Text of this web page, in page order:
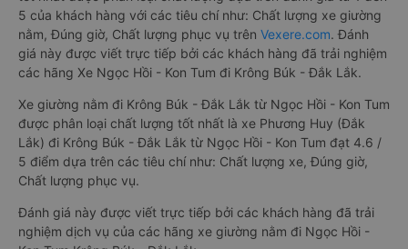
5 của khách hàng với các tiêu chí như: Chất lượng xe giường
nằm, Đúng giờ, Chất lượng phục vụ trên Vexere.com. Đánh
giá này được viết trực tiếp bởi các khách hàng đã trải nghiệm
các hãng Xe Ngọc Hồi - Kon Tum đi Krông Búk - Đắk Lắk.
Xe giường nằm đi Krông Búk - Đắk Lắk từ Ngọc Hồi - Kon Tum
được phân loại chất lượng tốt nhất là xe Phương Huy (Đắk
Lắk) đi Krông Búk - Đắk Lắk từ Ngọc Hồi - Kon Tum đạt 4.6 /
5 điểm dựa trên các tiêu chí như: Chất lượng xe, Đúng giờ,
Chất lượng phục vụ.
Đánh giá này được viết trực tiếp bởi các khách hàng đã trải
nghiệm dịch vụ của các hãng xe giường nằm đi Ngọc Hồi -